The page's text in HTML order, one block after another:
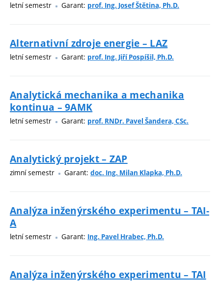
letní semestr Garant: prof. Ing. Josef Štětina, Ph.D.
Alternativní zdroje energie – LAZ
letní semestr Garant: prof. Ing. Jiří Pospíšil, Ph.D.
Analytická mechanika a mechanika
kontinua – 9AMK
letní semestr Garant: prof. RNDr. Pavel Šandera, CSc.
Analytický projekt – ZAP
zimní semestr Garant: doc. Ing. Milan Klapka, Ph.D.
Analýza inženýrského experimentu – TAI-
A
letní semestr Garant: Ing. Pavel Hrabec, Ph.D.
Analýza inženýrského experimentu – TAI